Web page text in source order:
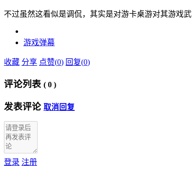
不过虽然这看似是调侃，其实是对游卡桌游对其游戏武
游戏弹幕
收藏 分享 点赞(0) 回复(0)
评论列表 ( 0 )
发表评论 取消回复
登录 注册